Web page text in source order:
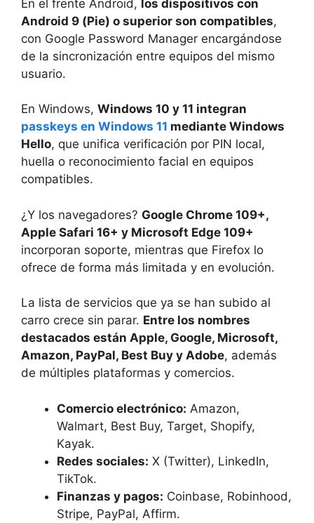
En el frente Android, los dispositivos con
Android 9 (Pie) o superior son compatibles,
con Google Password Manager encargándose
de la sincronización entre equipos del mismo
usuario.
En Windows, Windows 10 y 11 integran
passkeys en Windows 11 mediante Windows
Hello, que unifica verificación por PIN local,
huella o reconocimiento facial en equipos
compatibles.
¿Y los navegadores? Google Chrome 109+,
Apple Safari 16+ y Microsoft Edge 109+
incorporan soporte, mientras que Firefox lo
ofrece de forma más limitada y en evolución.
La lista de servicios que ya se han subido al
carro crece sin parar. Entre los nombres
destacados están Apple, Google, Microsoft,
Amazon, PayPal, Best Buy y Adobe, además
de múltiples plataformas y comercios.
Comercio electrónico: Amazon,
Walmart, Best Buy, Target, Shopify,
Kayak.
Redes sociales: X (Twitter), LinkedIn,
TikTok.
Finanzas y pagos: Coinbase, Robinhood,
Stripe, PayPal, Affirm.